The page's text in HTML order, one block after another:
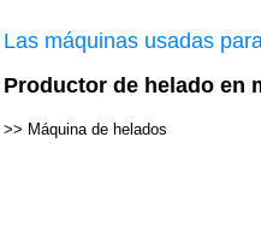
Las máquinas usadas
Productor de helado en
>> Máquina de helados